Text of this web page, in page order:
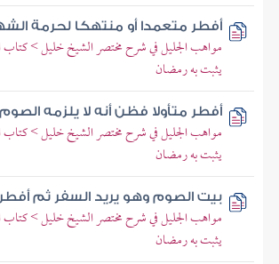
أفطر متعمدا أو منتهكا لحرمة
مواهب الجليل في شرح مختصر الشيخ خليل > كتاب
يثبت به رمضان
أفطر متأولا فظن أنه لا يلزمه الصوم
مواهب الجليل في شرح مختصر الشيخ خليل > كتاب
يثبت به رمضان
بيت الصوم وهو يريد السفر ثم
مواهب الجليل في شرح مختصر الشيخ خليل > كتاب
يثبت به رمضان